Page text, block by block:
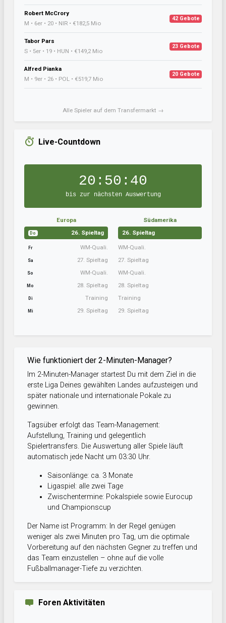
Robert McCrory
M • 6er • 20 • NIR • €182,5 Mio
42 Gebote
Tabor Pars
S • 5er • 19 • HUN • €149,2 Mio
23 Gebote
Alfred Pianka
M • 9er • 26 • POL • €519,7 Mio
20 Gebote
Alle Spieler auf dem Transfermarkt →
Live-Countdown
20:50:39
bis zur nächsten Auswertung
Europa
Do 26. Spieltag
Fr WM-Quali.
Sa 27. Spieltag
So WM-Quali.
Mo 28. Spieltag
Di Training
Mi 29. Spieltag
Südamerika
26. Spieltag
WM-Quali.
27. Spieltag
WM-Quali.
28. Spieltag
Training
29. Spieltag
Wie funktioniert der 2-Minuten-Manager?
Im 2-Minuten-Manager startest Du mit dem Ziel in die
erste Liga Deines gewählten Landes aufzusteigen und
später nationale und internationale Pokale zu
gewinnen.
Tagsüber erfolgt das Team-Management:
Aufstellung, Training und gelegentlich
Spielertransfers. Die Auswertung aller Spiele läuft
automatisch jede Nacht um 03:30 Uhr.
Saisonlänge: ca. 3 Monate
Ligaspiel: alle zwei Tage
Zwischentermine: Pokalspiele sowie Eurocup
und Championscup
Der Name ist Programm: In der Regel genügen
weniger als zwei Minuten pro Tag, um die optimale
Vorbereitung auf den nächsten Gegner zu treffen und
das Team einzustellen – ohne auf die volle
Fußballmanager-Tiefe zu verzichten.
Foren Aktivitäten